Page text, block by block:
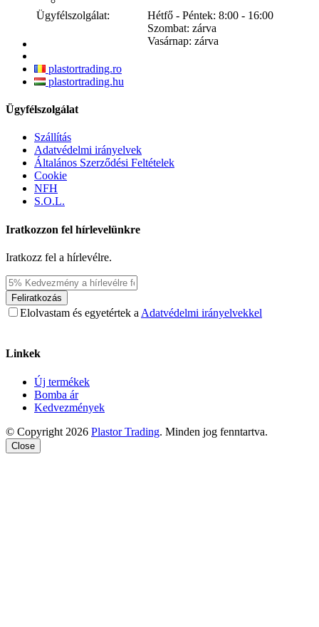
Ügyfélszolgálat:
Hétfő - Péntek: 8:00 - 16:00
Szombat: zárva
Vasárnap: zárva
plastortrading.ro
plastortrading.hu
Ügyfélszolgálat
Szállítás
Adatvédelmi irányelvek
Általános Szerződési Feltételek
Cookie
NFH
S.O.L.
Iratkozzon fel hírlevelünkre
Iratkozz fel a hírlevélre.
Feliratkozás
Elolvastam és egyetértek a Adatvédelmi irányelvekkel
Linkek
Új termékek
Bomba ár
Kedvezmények
© Copyright 2026 Plastor Trading. Minden jog fenntartva.
Close